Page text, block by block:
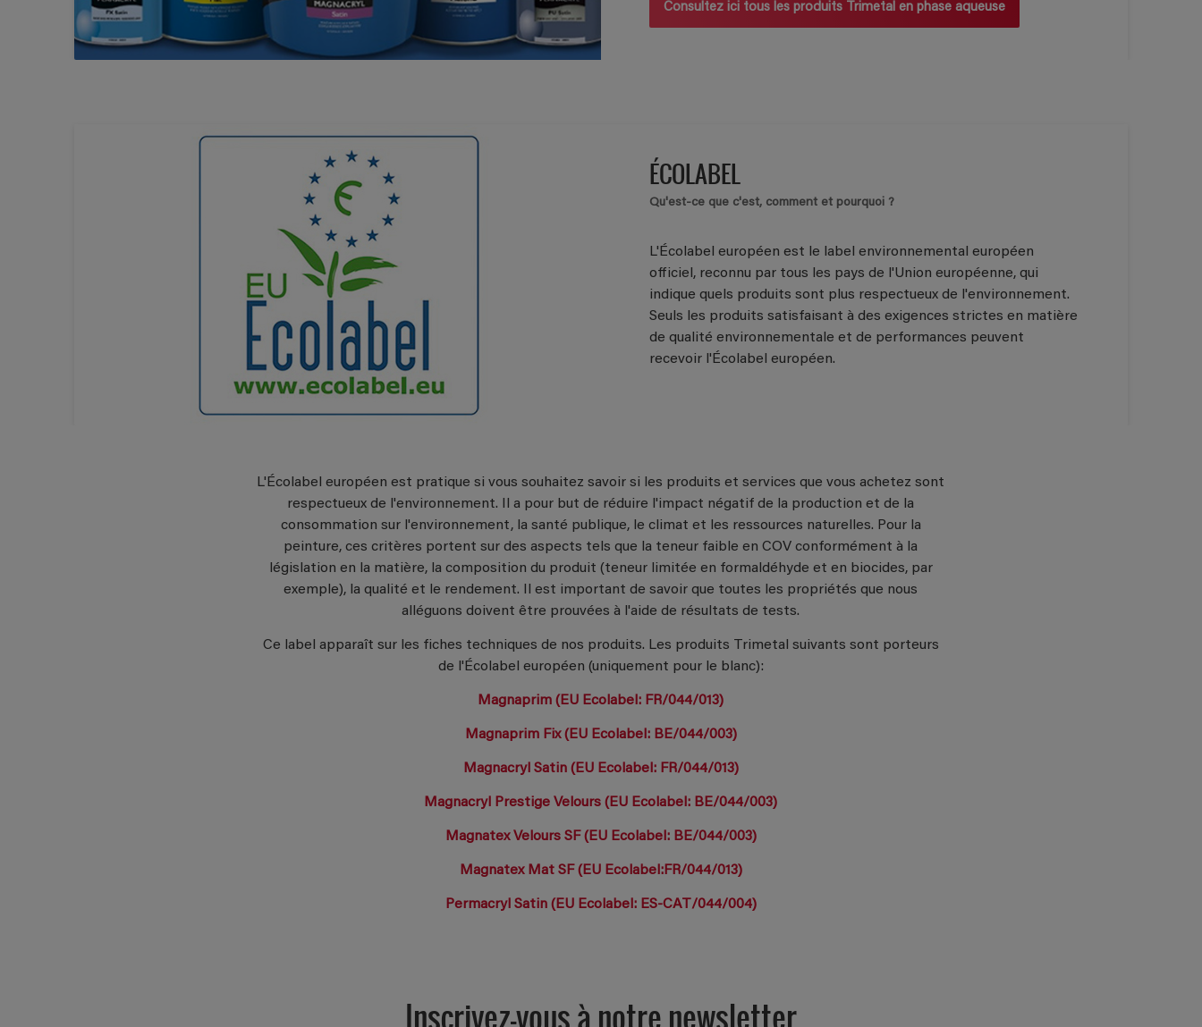
Consultez ici tous les produits Trimetal en phase aqueuse
ÉCOLABEL
Qu'est-ce que c'est, comment et pourquoi ?
L'Écolabel européen est le label environnemental européen
officiel, reconnu par tous les pays de l'Union européenne, qui
indique quels produits sont plus respectueux de l'environnement.
Seuls les produits satisfaisant à des exigences strictes en matière
de qualité environnementale et de performances peuvent
recevoir l'Écolabel européen.
L'Écolabel européen est pratique si vous souhaitez savoir si les produits et services que vous achetez sont
respectueux de l'environnement. Il a pour but de réduire l'impact négatif de la production et de la
consommation sur l'environnement, la santé publique, le climat et les ressources naturelles. Pour la
peinture, ces critères portent sur des aspects tels que la teneur faible en COV conformément à la
législation en la matière, la composition du produit (teneur limitée en formaldéhyde et en biocides, par
exemple), la qualité et le rendement. Il est important de savoir que toutes les propriétés que nous
alléguons doivent être prouvées à l'aide de résultats de tests.
Ce label apparaît sur les fiches techniques de nos produits. Les produits Trimetal suivants sont porteurs
de l'Écolabel européen (uniquement pour le blanc):
Magnaprim (EU Ecolabel: FR/044/013)
Magnaprim Fix (EU Ecolabel: BE/044/003)
Magnacryl Satin (EU Ecolabel: FR/044/013)
Magnacryl Prestige Velours (EU Ecolabel: BE/044/003)
Magnatex Velours SF (EU Ecolabel: BE/044/003)
Magnatex Mat SF (EU Ecolabel:FR/044/013)
Permacryl Satin (EU Ecolabel: ES-CAT/044/004)
Inscrivez-vous à notre newsletter